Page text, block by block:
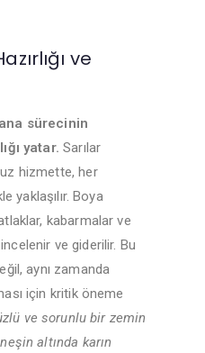
ve
sürecinin
yatar. Sarılar
hizmette, her
yaklaşılır. Boya
kabarmalar ve
ve giderilir. Bu
aynı zamanda
için kritik öneme
ve sorunlu bir zemin
altında karın